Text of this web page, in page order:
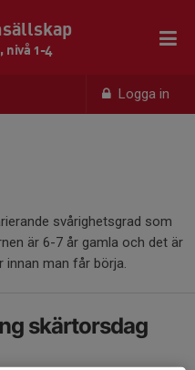
Logga in
nivå 1-4
svårighetsgrad som
är 6-7 år gamla och det är
innan man får börja.
skärtorsdag